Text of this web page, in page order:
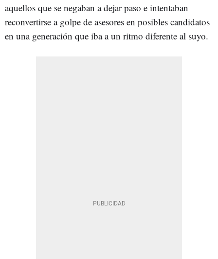
aquellos que se negaban a dejar paso e intentaban
reconvertirse a golpe de asesores en posibles candidatos
en una generación que iba a un ritmo diferente al suyo.